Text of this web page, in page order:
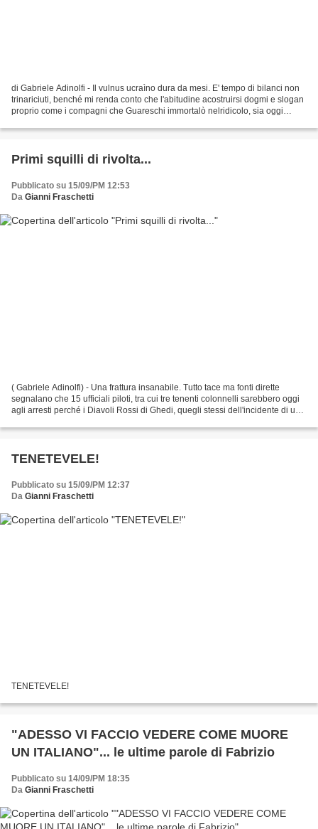
di Gabriele Adinolfi - Il vulnus ucraìno dura da mesi. E' tempo di bilanci non
trinariciuti, benché mi renda conto che l'abitudine acostruirsi dogmi e slogan
proprio come i compagni che Guareschi immortalò nelridicolo, sia oggi
Primi squilli di rivolta...
Pubblicato su 15/09/PM 12:53
Da Gianni Fraschetti
( Gabriele Adinolfi) - Una frattura insanabile. Tutto tace ma fonti dirette
segnalano che 15 ufficiali piloti, tra cui tre tenenti colonnelli sarebbero oggi
agli arresti perché i Diavoli Rossi di Ghedi, quegli stessi dell'incidente di un
TENETEVELE!
Pubblicato su 15/09/PM 12:37
Da Gianni Fraschetti
TENETEVELE!
"ADESSO VI FACCIO VEDERE COME MUORE
UN ITALIANO"... le ultime parole di Fabrizio
Pubblicato su 14/09/PM 18:35
Da Gianni Fraschetti